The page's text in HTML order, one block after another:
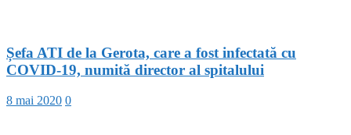
Șefa ATI de la Gerota, care a fost infectată cu
COVID-19, numită director al spitalului
8 mai 2020 0